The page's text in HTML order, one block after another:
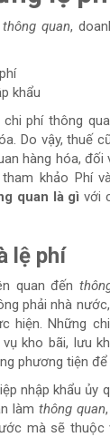
quan,
khẩu
chi phí thông
Do vậy, thuế
hàng hóa, đối
khảo Phí
quan là gì với
lệ phí
quan đến
phải nhà
hiện. Những
kho bãi, lưu
phương tiện để
nhập khẩu ủy
làm thông quan
mà sẽ thuộc